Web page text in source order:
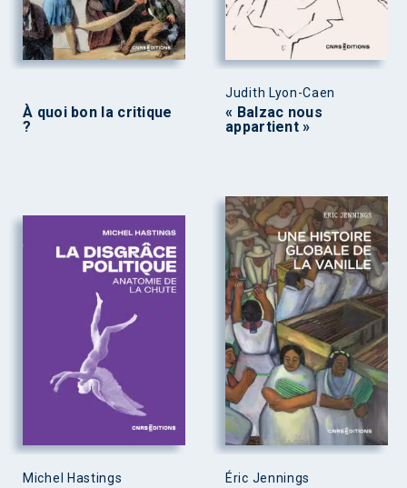
À quoi bon la critique
?
Judith Lyon-Caen
« Balzac nous
appartient »
Michel Hastings Éric Jennings